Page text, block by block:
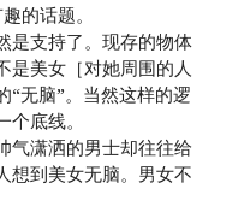
的话题。
是支持了。现存的物体
是美女［对她周围的人
“无脑”。当然这样的逻
底线。
气潇洒的男士却往往给
想到美女无脑。男女不